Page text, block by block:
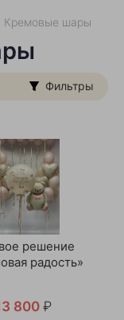
Кремовые шары
Фильтры
решение
радость»
800 ₽